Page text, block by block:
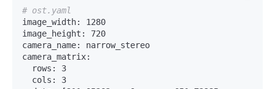
# ost.yaml
image_width: 1280
image_height: 720
camera_name: narrow_stereo
camera_matrix: